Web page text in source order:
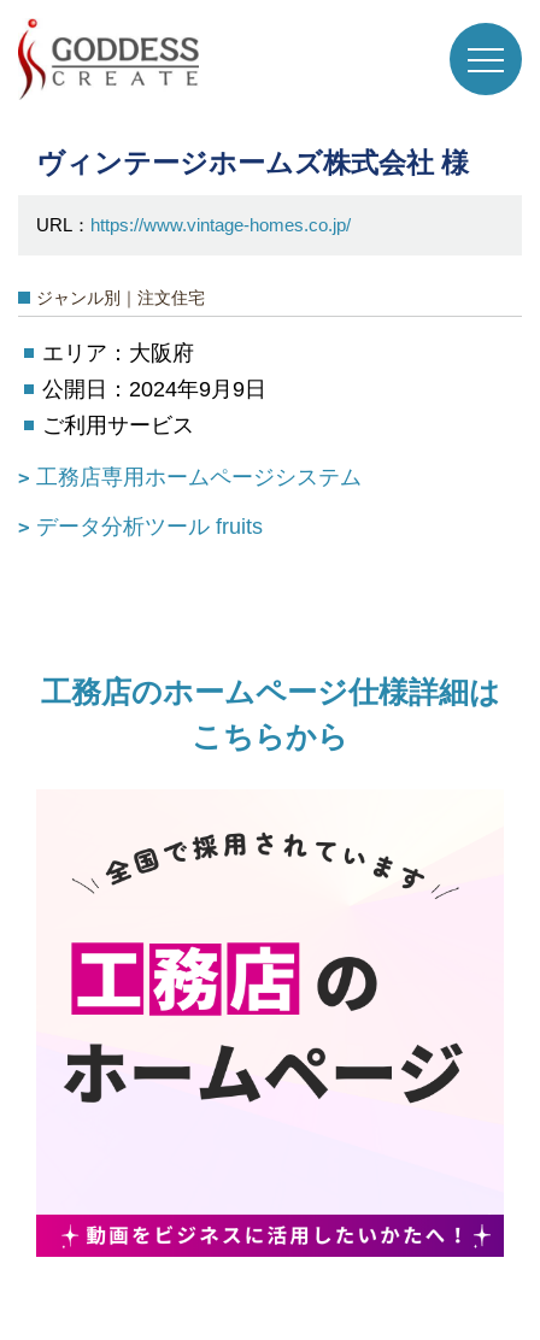
ヴィンテージホームズ株式会社 様
URL： https://www.vintage-homes.co.jp/
ジャンル別｜注文住宅
エリア：大阪府
公開日：2024年9月9日
ご利用サービス
工務店専用ホームページシステム
データ分析ツール fruits
工務店のホームページ仕様詳細は
こちらから